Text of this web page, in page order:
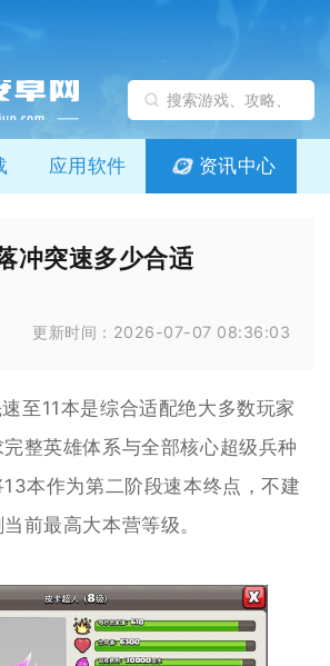
应用软件 资讯中心
冲突速多少合适
更新时间：2026-07-07 08:36:03
至11本是综合适配绝大多数玩家
整英雄体系与全部核心超级兵种
本作为第二阶段速本终点，不建
前最高大本营等级。